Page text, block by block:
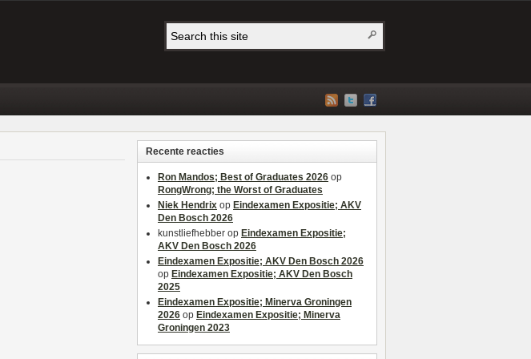
Recente reacties
Ron Mandos; Best of Graduates 2026 op
RongWrong; the Worst of Graduates
Niek Hendrix op Eindexamen Expositie; AKV
Den Bosch 2026
kunstliefhebber op Eindexamen Expositie;
AKV Den Bosch 2026
Eindexamen Expositie; AKV Den Bosch 2026
op Eindexamen Expositie; AKV Den Bosch
2025
Eindexamen Expositie; Minerva Groningen
2026 op Eindexamen Expositie; Minerva
Groningen 2023